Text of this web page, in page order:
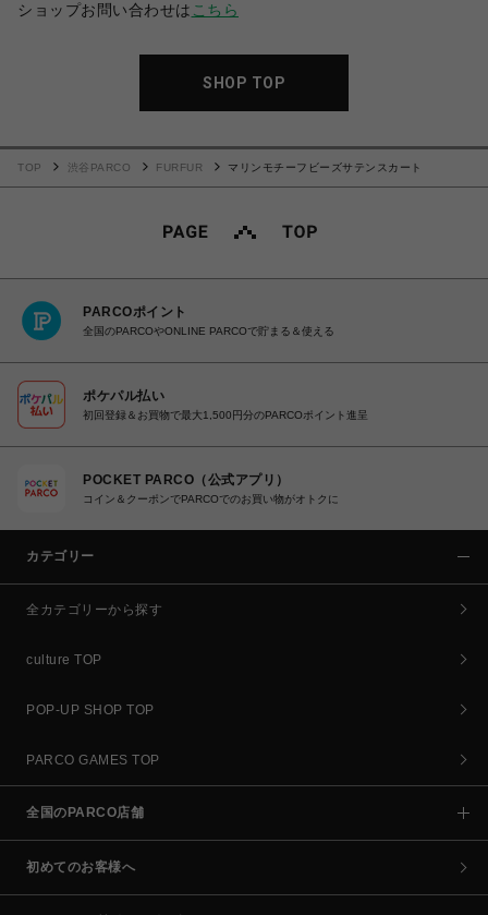
ショップお問い合わせは こちら
SHOP TOP
TOP 渋谷PARCO FURFUR マリンモチーフビーズサテンスカート
PARCOポイント
全国のPARCOやONLINE PARCOで貯まる＆使える
ポケパル払い
初回登録＆お買物で最大1,500円分のPARCOポイント進呈
POCKET PARCO（公式アプリ）
コイン＆クーポンでPARCOでのお買い物がオトクに
カテゴリー
全カテゴリーから探す
culture TOP
POP-UP SHOP TOP
PARCO GAMES TOP
全国のPARCO店舗
初めてのお客様へ